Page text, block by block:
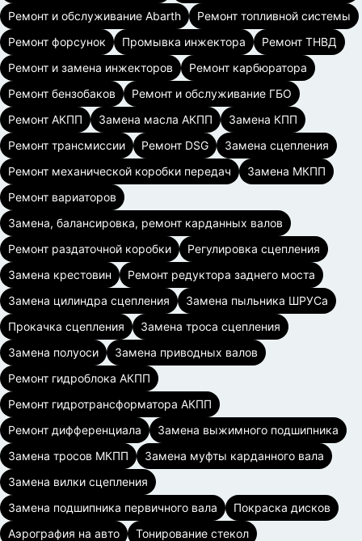
Ремонт и обслуживание Abarth
Ремонт топливной системы
Ремонт форсунок
Промывка инжектора
Ремонт ТНВД
Ремонт и замена инжекторов
Ремонт карбюратора
Ремонт бензобаков
Ремонт и обслуживание ГБО
Ремонт АКПП
Замена масла АКПП
Замена КПП
Ремонт трансмиссии
Ремонт DSG
Замена сцепления
Ремонт механической коробки передач
Замена МКПП
Ремонт вариаторов
Замена, балансировка, ремонт карданных валов
Ремонт раздаточной коробки
Регулировка сцепления
Замена крестовин
Ремонт редуктора заднего моста
Замена цилиндра сцепления
Замена пыльника ШРУСа
Прокачка сцепления
Замена троса сцепления
Замена полуоси
Замена приводных валов
Ремонт гидроблока АКПП
Ремонт гидротрансформатора АКПП
Ремонт дифференциала
Замена выжимного подшипника
Замена тросов МКПП
Замена муфты карданного вала
Замена вилки сцепления
Замена подшипника первичного вала
Покраска дисков
Аэрография на авто
Тонирование стекол